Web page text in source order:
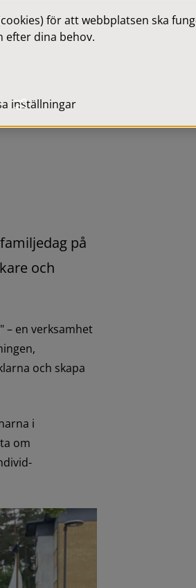
på
och
– en verksamhet
och skapa
i
om
för att webbplatsen ska
efter dina behov.
inställningar